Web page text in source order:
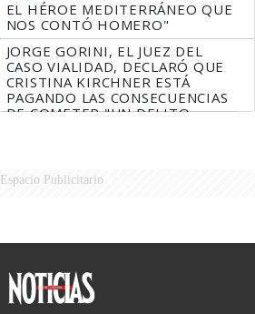
EL HÉROE MEDITERRÁNEO QUE
NOS CONTÓ HOMERO"
JORGE GORINI, EL JUEZ DEL
CASO VIALIDAD, DECLARÓ QUE
CRISTINA KIRCHNER ESTÁ
PAGANDO LAS CONSECUENCIAS
DE COMETER "UN DELITO
Espacio Publicitario